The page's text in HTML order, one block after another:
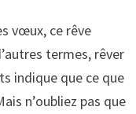
vœux, ce rêve
termes, rêver
indique que ce que
n’oubliez pas que